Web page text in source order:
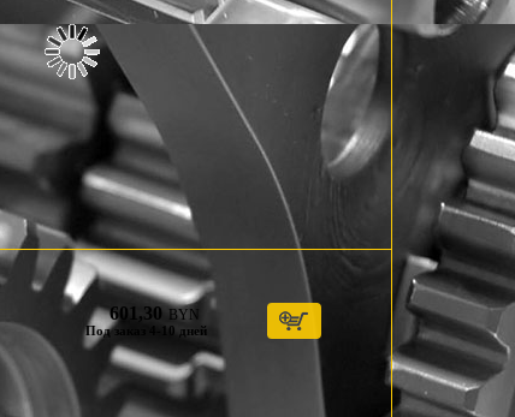
Под заказ 4-10 дней
601,30 BYN